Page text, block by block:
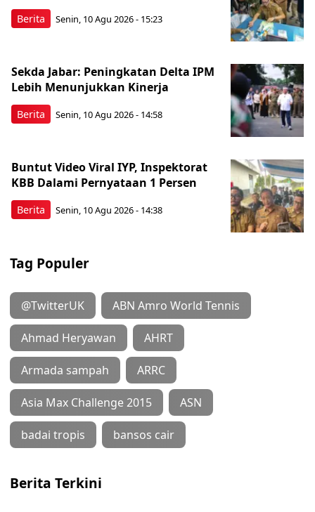
Berita Senin, 10 Agu 2026 - 15:23
Berita
Sekda Jabar: Peningkatan Delta IPM
Lebih Menunjukkan Kinerja
Senin, 10 Agu 2026 - 14:58
Berita
Buntut Video Viral IYP, Inspektorat
KBB Dalami Pernyataan 1 Persen
Senin, 10 Agu 2026 - 14:38
Tag Populer
@TwitterUK ABN Amro World Tennis
Ahmad Heryawan AHRT
Armada sampah ARRC
Asia Max Challenge 2015 ASN
badai tropis bansos cair
Berita Terkini